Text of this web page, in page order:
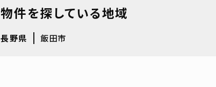
物件を探している地域
長野県 飯田市